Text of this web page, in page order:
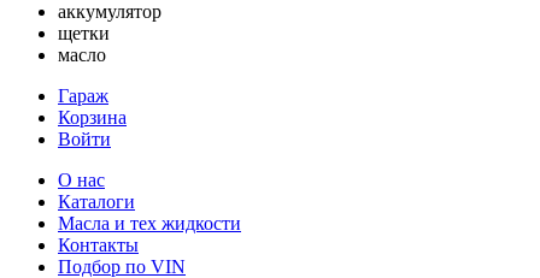
аккумулятор
щетки
масло
Гараж
Корзина
Войти
О нас
Каталоги
Масла и тех жидкости
Контакты
Подбор по VIN